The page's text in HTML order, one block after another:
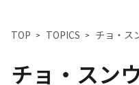
TOP TOPICS チョ・ス
チョ・スン